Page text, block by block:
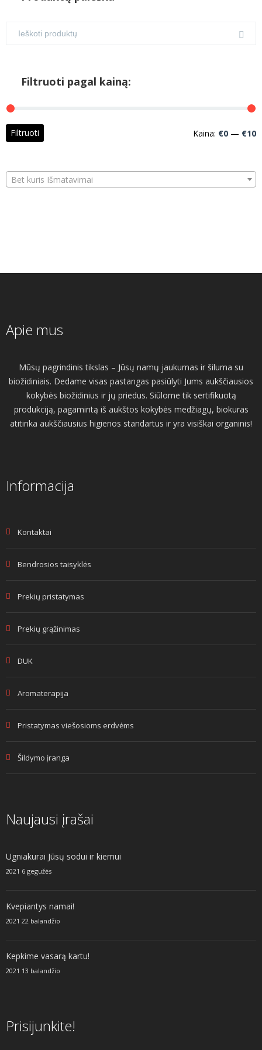
Filtruoti pagal kainą:
Filtruoti Kaina: €0 — €10
Bet kuris Išmatavimai
Apie mus
Mūsų pagrindinis tikslas – Jūsų namų jaukumas ir šiluma su
biožidiniais. Dedame visas pastangas pasiūlyti Jums aukščiausios
kokybės biožidinius ir jų priedus. Siūlome tik sertifikuotą
produkciją, pagamintą iš aukštos kokybės medžiagų, biokuras
atitinka aukščiausius higienos standartus ir yra visiškai organinis!
Informacija
Kontaktai
Bendrosios taisyklės
Prekių pristatymas
Prekių grąžinimas
DUK
Aromaterapija
Pristatymas viešosioms erdvėms
Šildymo įranga
Naujausi įrašai
Ugniakurai Jūsų sodui ir kiemui
2021 6 gegužės
Kvepiantys namai!
2021 22 balandžio
Kepkime vasarą kartu!
2021 13 balandžio
Prisijunkite!